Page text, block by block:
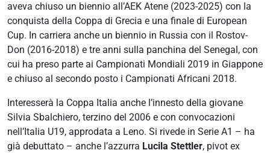
aveva chiuso un biennio all’AEK Atene (2023-2025) con la
conquista della Coppa di Grecia e una finale di European
Cup. In carriera anche un biennio in Russia con il Rostov-
Don (2016-2018) e tre anni sulla panchina del Senegal, con
cui ha preso parte ai Campionati Mondiali 2019 in Giappone
e chiuso al secondo posto i Campionati Africani 2018.
Interesserà la Coppa Italia anche l’innesto della giovane
Silvia Sbalchiero, terzino del 2006 e con convocazioni
nell’Italia U19, approdata a Leno. Si rivede in Serie A1 – ha
già debuttato – anche l’azzurra Lucila Stettler, pivot ex